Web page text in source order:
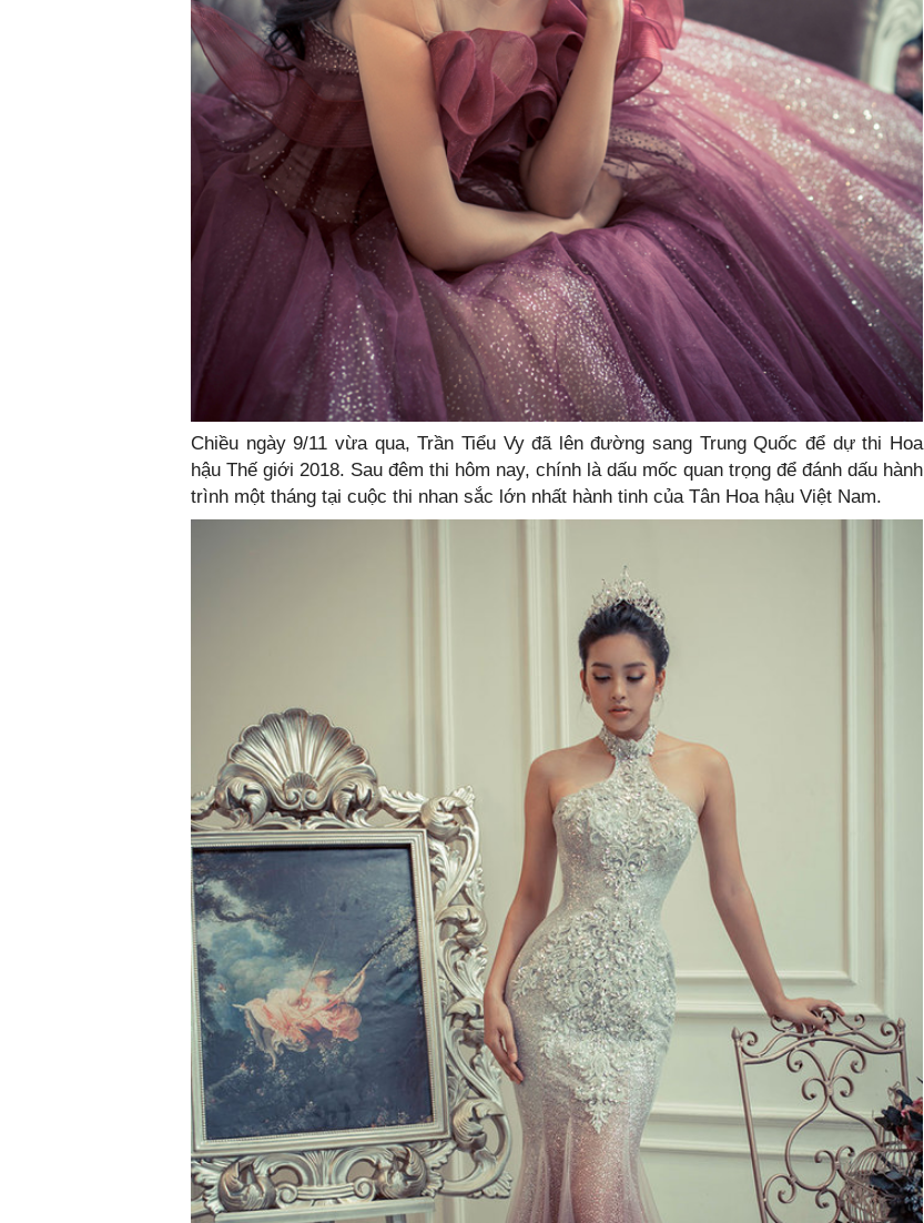
Chiều ngày 9/11 vừa qua, Trần Tiểu Vy đã lên đường sang Trung Quốc để dự thi Hoa
hậu Thế giới 2018. Sau đêm thi hôm nay, chính là dấu mốc quan trọng để đánh dấu hành
trình một tháng tại cuộc thi nhan sắc lớn nhất hành tinh của Tân Hoa hậu Việt Nam.